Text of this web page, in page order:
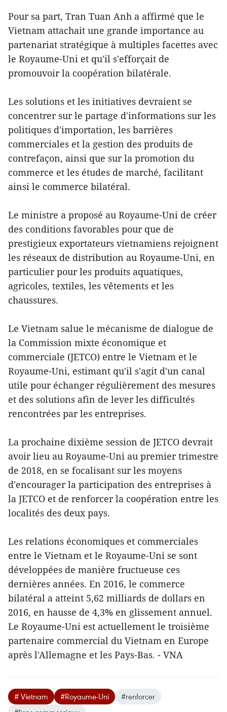
Pour sa part, Tran Tuan Anh a affirmé que le
Vietnam attachait une grande importance au
partenariat stratégique à multiples facettes avec
le Royaume-Uni et qu'il s'efforçait de
promouvoir la coopération bilatérale.
Les solutions et les initiatives devraient se
concentrer sur le partage d'informations sur les
politiques d'importation, les barrières
commerciales et la gestion des produits de
contrefaçon, ainsi que sur la promotion du
commerce et les études de marché, facilitant
ainsi le commerce bilatéral.
Le ministre a proposé au Royaume-Uni de créer
des conditions favorables pour que de
prestigieux exportateurs vietnamiens rejoignent
les réseaux de distribution au Royaume-Uni, en
particulier pour les produits aquatiques,
agricoles, textiles, les vêtements et les
chaussures.
Le Vietnam salue le mécanisme de dialogue de
la Commission mixte économique et
commerciale (JETCO) entre le Vietnam et le
Royaume-Uni, estimant qu'il s'agit d'un canal
utile pour échanger régulièrement des mesures
et des solutions afin d​e lever les difficultés
rencontrées par les entreprises.
La prochaine dixième session de JETCO devrait
avoir lieu au Royaume-Uni au premier trimestre
de 2018, en se focalisant sur les moyens
d'encourager la participation des entreprises à
la JETCO et de renforcer la coopération entre les
localités des deux pays.
Les relations économiques et commerciales
entre le Vietnam et le Royaume-Uni se sont
développées de manière fructueuse ces
dernières années. En 2016, le commerce
bilatéral a atteint 5,62 milliards de dollars en
2016, en hausse de 4,3% en glissement annuel.
Le Royaume-Uni est actuellement le troisième
partenaire commercial du Vietnam en Europe
après l'Allemagne et les Pays-Bas. - VNA
# Vietnam #Royaume-Uni
#renforcer